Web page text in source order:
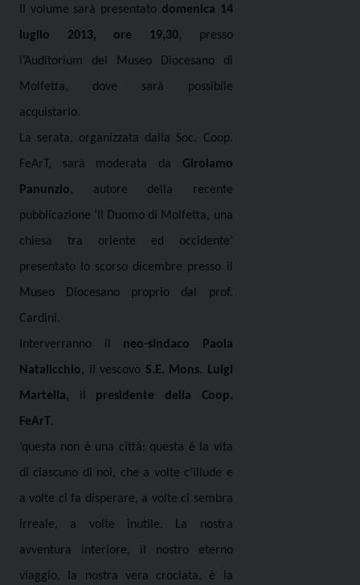
Il volume sarà presentato domenica 14
luglio 2013, ore 19,30, presso
l’Auditorium del Museo Diocesano di
Molfetta, dove sarà possibile
acquistarlo.
La serata, organizzata dalla Soc. Coop.
FeArT, sarà moderata da Girolamo
Panunzio, autore della recente
pubblicazione ‘Il Duomo di Molfetta, una
chiesa tra oriente ed occidente’
presentato lo scorso dicembre presso il
Museo Diocesano proprio dal prof.
Cardini.
Interverranno il neo-sindaco Paola
Natalicchio, il vescovo S.E. Mons. Luigi
Martella, il presidente della Coop.
FeArT .
‘questa non è una città: questa è la vita
di ciascuno di noi, che a volte c’illude e
a volte ci fa disperare, a volte ci sembra
irreale, a volte inutile. La nostra
avventura interiore, il nostro eterno
viaggio, la nostra vera crociata, è la